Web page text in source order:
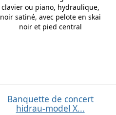
clavier ou piano, hydraulique,
noir satiné, avec pelote en skai
noir et pied central
Banquette de concert
hidrau-model X...